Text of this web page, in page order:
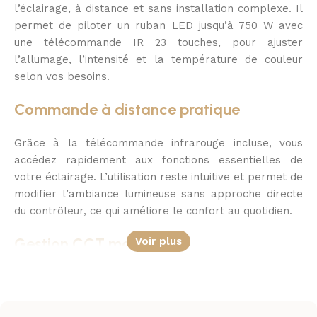
l’éclairage, à distance et sans installation complexe. Il
permet de piloter un ruban LED jusqu’à 750 W avec
une télécommande IR 23 touches, pour ajuster
l’allumage, l’intensité et la température de couleur
selon vos besoins.
Commande à distance pratique
Grâce à la télécommande infrarouge incluse, vous
accédez rapidement aux fonctions essentielles de
votre éclairage. L’utilisation reste intuitive et permet de
modifier l’ambiance lumineuse sans approche directe
du contrôleur, ce qui améliore le confort au quotidien.
Gestion CCT maîtrisée
Voir plus